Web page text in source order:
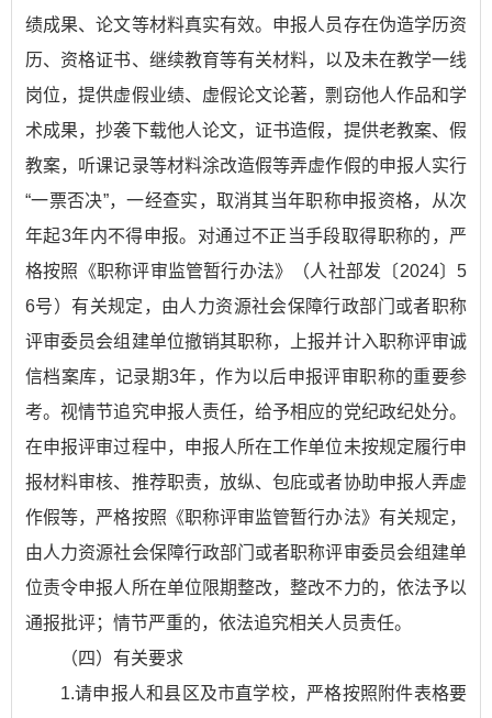
绩成果、论文等材料真实有效。申报人员存在伪造学历资
历、资格证书、继续教育等有关材料，以及未在教学一线
岗位，提供虚假业绩、虚假论文论著，剽窃他人作品和学
术成果，抄袭下载他人论文，证书造假，提供老教案、假
教案，听课记录等材料涂改造假等弄虚作假的申报人实行
“一票否决”，一经查实，取消其当年职称申报资格，从次
年起3年内不得申报。对通过不正当手段取得职称的，严
格按照《职称评审监管暂行办法》（人社部发〔2024〕5
6号）有关规定，由人力资源社会保障行政部门或者职称
评审委员会组建单位撤销其职称，上报并计入职称评审诚
信档案库，记录期3年，作为以后申报评审职称的重要参
考。视情节追究申报人责任，给予相应的党纪政纪处分。
在申报评审过程中，申报人所在工作单位未按规定履行申
报材料审核、推荐职责，放纵、包庇或者协助申报人弄虚
作假等，严格按照《职称评审监管暂行办法》有关规定，
由人力资源社会保障行政部门或者职称评审委员会组建单
位责令申报人所在单位限期整改，整改不力的，依法予以
通报批评；情节严重的，依法追究相关人员责任。
（四）有关要求
1.请申报人和县区及市直学校，严格按照附件表格要